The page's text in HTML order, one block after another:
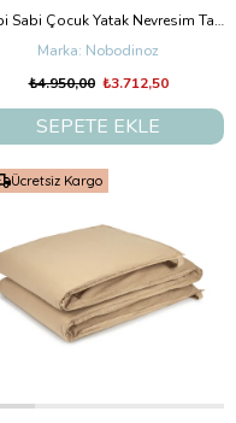
Wabi Sabi Çocuk Yatak Nevresim Takımı, Brown Hoshi Birds
Nobodinoz
₺3.712,50
₺4.950,00
SEPETE EKLE
Ücretsiz Kargo